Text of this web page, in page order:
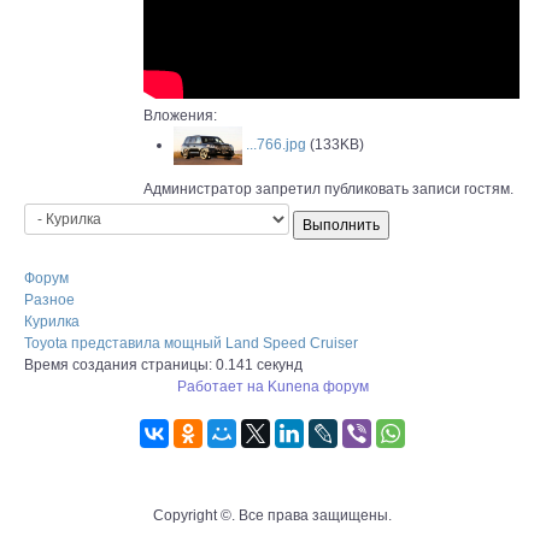
Вложения:
...766.jpg (133KB)
Администратор запретил публиковать записи гостям.
Форум
Разное
Курилка
Toyota представила мощный Land Speed Cruiser
Время создания страницы: 0.141 секунд
Работает на Kunena форум
Copyright ©. Все права защищены.